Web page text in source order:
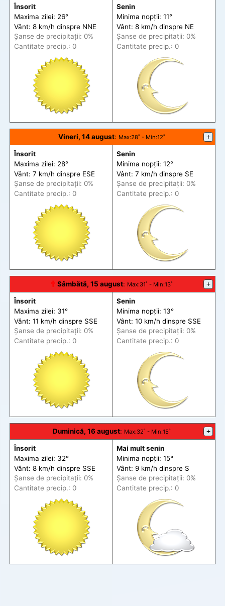
Însorit
Maxima zilei: 26°
Vânt: 8 km/h dinspre NNE
Șanse de precipitații: 0%
Cantitate precip.: 0
Senin
Minima nopții: 11°
Vânt: 8 km/h dinspre NE
Șanse de precipitații: 0%
Cantitate precip.: 0
Vineri, 14 august: Max:28˚ - Min:12˚ +
Însorit
Maxima zilei: 28°
Vânt: 7 km/h dinspre ESE
Șanse de precipitații: 0%
Cantitate precip.: 0
Senin
Minima nopții: 12°
Vânt: 7 km/h dinspre SE
Șanse de precipitații: 0%
Cantitate precip.: 0
🕆 Sâmbătă, 15 august: Max:31˚ - Min:13˚ +
Însorit
Maxima zilei: 31°
Vânt: 11 km/h dinspre SSE
Șanse de precipitații: 0%
Cantitate precip.: 0
Senin
Minima nopții: 13°
Vânt: 10 km/h dinspre SSE
Șanse de precipitații: 0%
Cantitate precip.: 0
Duminică, 16 august: Max:32˚ - Min:15˚ +
Însorit
Maxima zilei: 32°
Vânt: 8 km/h dinspre SSE
Șanse de precipitații: 0%
Cantitate precip.: 0
Mai mult senin
Minima nopții: 15°
Vânt: 9 km/h dinspre S
Șanse de precipitații: 0%
Cantitate precip.: 0